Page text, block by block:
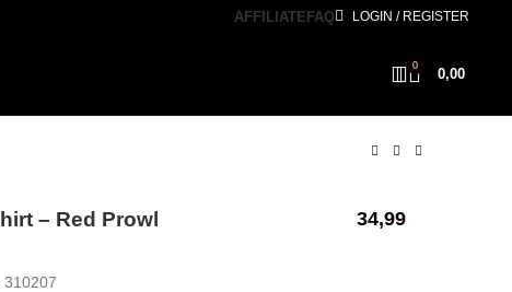
AFFILIATEFAQ LOGIN / REGISTER
0
0,00
– Red Prowl 34,99
310207